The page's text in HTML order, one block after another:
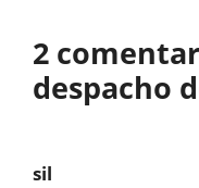
2
despacho
sil